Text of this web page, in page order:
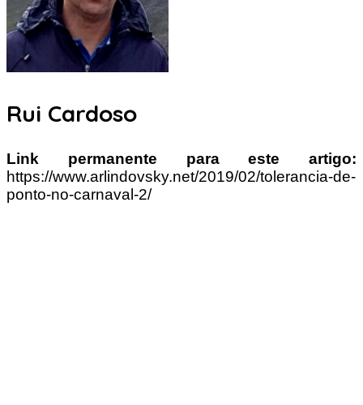
Rui Cardoso
Link permanente para este artigo:
https://www.arlindovsky.net/2019/02/tolerancia-de-
ponto-no-carnaval-2/